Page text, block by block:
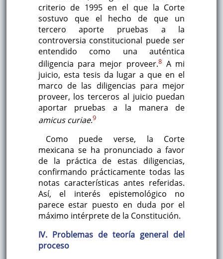
criterio de 1995 en el que la Corte
sostuvo que el hecho de que un
tercero aporte pruebas a la
controversia constitucional puede ser
entendido como una auténtica
diligencia para mejor proveer.8A mi
juicio, esta tesis da lugar a que en el
marco de las diligencias para mejor
proveer, los terceros al juicio puedan
aportar pruebas a la manera de
amicus curiae.9
Como puede verse, la Corte
mexicana se ha pronunciado a favor
de la práctica de estas diligencias,
confirmando prácticamente todas las
notas características antes referidas.
Así, el interés epistemológico no
parece estar puesto en duda por el
máximo intérprete de la Constitución.
IV. Problemas de teoría general del
proceso